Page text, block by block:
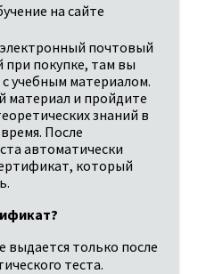
на сайте
почтовый
при покупке, там вы
учебным материалом.
материал и пройдите
знаний в
После
автоматически
который
выдается только после
теста.